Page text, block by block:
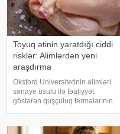
Toyuq ətinin yaratdığı ciddi
risklər: Alimlərdən yeni
araşdırma
Oksford Universitetinin alimləri
sənaye üsulu ilə fəaliyyət
göstərən quşçuluq fermalarının
biləcəyini bildiriblər. xəbər verir ki,